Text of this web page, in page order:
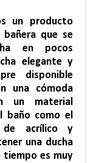
un producto
bañera que se
en pocos
elegante y
disponible
una cómoda
un material
baño como el
de acrílico y
una ducha
tiempo es muy